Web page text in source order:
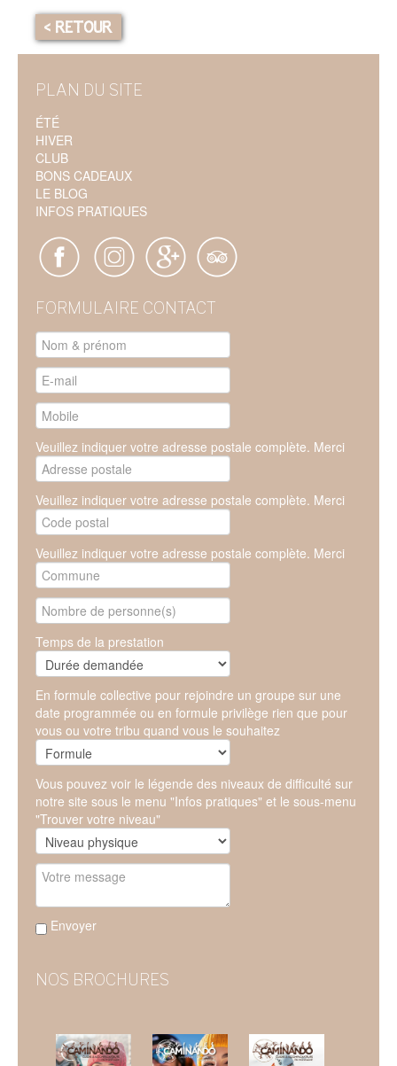
< RETOUR
PLAN DU SITE
ÉTÉ
HIVER
CLUB
BONS CADEAUX
LE BLOG
INFOS PRATIQUES
FORMULAIRE CONTACT
Veuillez indiquer votre adresse postale complète. Merci
Veuillez indiquer votre adresse postale complète. Merci
Veuillez indiquer votre adresse postale complète. Merci
Temps de la prestation
En formule collective pour rejoindre un groupe sur une
date programmée ou en formule privilège rien que pour
vous ou votre tribu quand vous le souhaitez
Vous pouvez voir le légende des niveaux de difficulté sur
notre site sous le menu "Infos pratiques" et le sous-menu
"Trouver votre niveau"
Envoyer
NOS BROCHURES